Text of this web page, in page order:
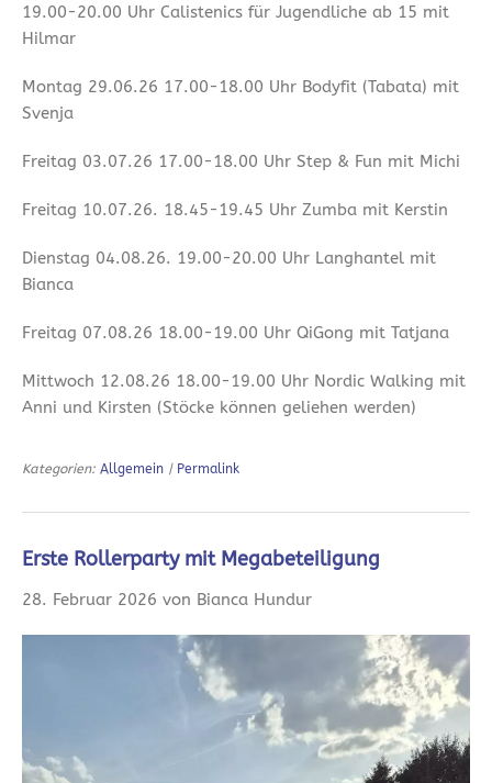
19.00-20.00 Uhr Calistenics für Jugendliche ab 15 mit
Hilmar
Montag 29.06.26 17.00-18.00 Uhr Bodyfit (Tabata) mit
Svenja
Freitag 03.07.26 17.00-18.00 Uhr Step & Fun mit Michi
Freitag 10.07.26. 18.45-19.45 Uhr Zumba mit Kerstin
Dienstag 04.08.26. 19.00-20.00 Uhr Langhantel mit
Bianca
Freitag 07.08.26 18.00-19.00 Uhr QiGong mit Tatjana
Mittwoch 12.08.26 18.00-19.00 Uhr Nordic Walking mit
Anni und Kirsten (Stöcke können geliehen werden)
Kategorien: Allgemein | Permalink
Erste Rollerparty mit Megabeteiligung
28. Februar 2026 von Bianca Hundur